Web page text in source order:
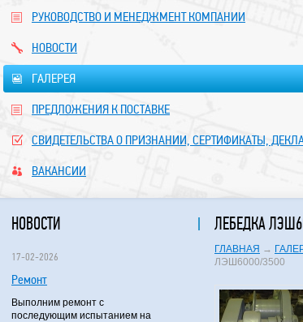
РУКОВОДСТВО И МЕНЕДЖМЕНТ КОМПАНИИ
НОВОСТИ
ГАЛЕРЕЯ
ПРЕДЛОЖЕНИЯ К ПОСТАВКЕ
СВИДЕТЕЛЬСТВА О ПРИЗНАНИИ, СЕРТИФИКАТЫ,
ВАКАНСИИ
НОВОСТИ
17-02-2026
Ремонт
Выполним ремонт с
последующим испытанием на
ЛЕБЕДКА
ГЛАВНАЯ →
ЛЭШ6000/3500